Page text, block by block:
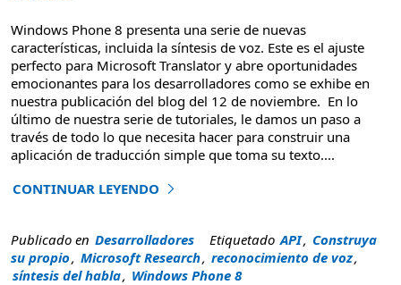
Windows Phone 8 presenta una serie de nuevas
características, incluida la síntesis de voz. Este es el ajuste
perfecto para Microsoft Translator y abre oportunidades
emocionantes para los desarrolladores como se exhibe en
nuestra publicación del blog del 12 de noviembre. En lo
último de nuestra serie de tutoriales, le damos un paso a
través de todo lo que necesita hacer para construir una
aplicación de traducción simple que toma su texto....
CONTINUAR LEYENDO
"Descubre cómo crear una aplicación para Windows
Publicado en Desarrolladores Etiquetado API, Construya
su propio, Microsoft Research, reconocimiento de voz,
síntesis del habla, Windows Phone 8